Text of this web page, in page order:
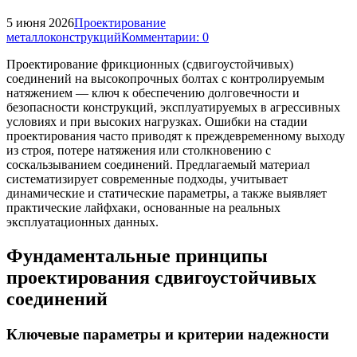
5 июня 2026Проектирование
металлоконструкцийКомментарии: 0
Проектирование фрикционных (сдвигоустойчивых)
соединений на высокопрочных болтах с контролируемым
натяжением — ключ к обеспечению долговечности и
безопасности конструкций, эксплуатируемых в агрессивных
условиях и при высоких нагрузках. Ошибки на стадии
проектирования часто приводят к преждевременному выходу
из строя, потере натяжения или столкновению с
соскальзыванием соединений. Предлагаемый материал
систематизирует современные подходы, учитывает
динамические и статические параметры, а также выявляет
практические лайфхаки, основанные на реальных
эксплуатационных данных.
Фундаментальные принципы
проектирования сдвигоустойчивых
соединений
Ключевые параметры и критерии надежности